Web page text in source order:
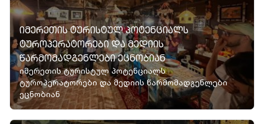
ᲘᲛᲔᲠᲔᲗᲘᲡ ᲢᲣᲠᲘᲡᲢᲣᲚ ᲞᲝᲢᲔᲜᲪᲘᲐᲚᲡ
ᲢᲣᲠᲝᲞᲔᲠᲐᲢᲝᲠᲔᲑᲘ ᲓᲐ ᲛᲔᲓᲘᲘᲡ
ᲬᲐᲠᲛᲝᲛᲐᲓᲒᲔᲜᲚᲔᲑᲘ ᲔᲪᲜᲝᲑᲘᲐᲜ
იმერეთის ტურისტულ პოტენციალს
ტუროპერატორები და მედიის წარმომადგენლები
ეცნობიან